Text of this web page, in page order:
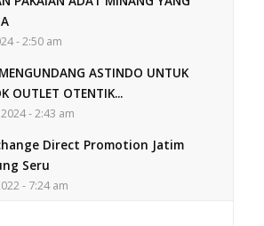
- 2:50 am
ASTINDO UNTUK
OUTLET OTENTIK...
- 2:43 am
Direct Promotion Jatim
Seru
- 7:24 am